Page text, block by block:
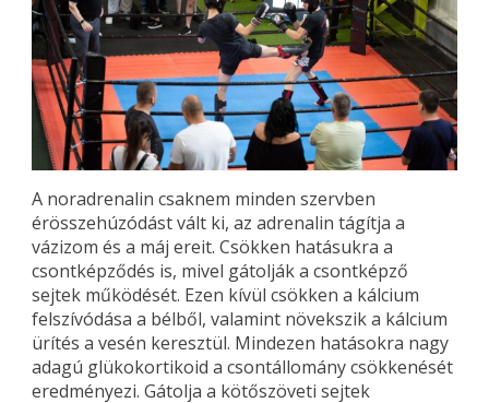
A noradrenalin csaknem minden szervben
érösszehúzódást vált ki, az adrenalin tágítja a
vázizom és a máj ereit. Csökken hatásukra a
csontképződés is, mivel gátolják a csontképző
sejtek működését. Ezen kívül csökken a kálcium
felszívódása a bélből, valamint növekszik a kálcium
ürítés a vesén keresztül. Mindezen hatásokra nagy
adagú glükokortikoid a csontállomány csökkenését
eredményezi. Gátolja a kötőszöveti sejtek